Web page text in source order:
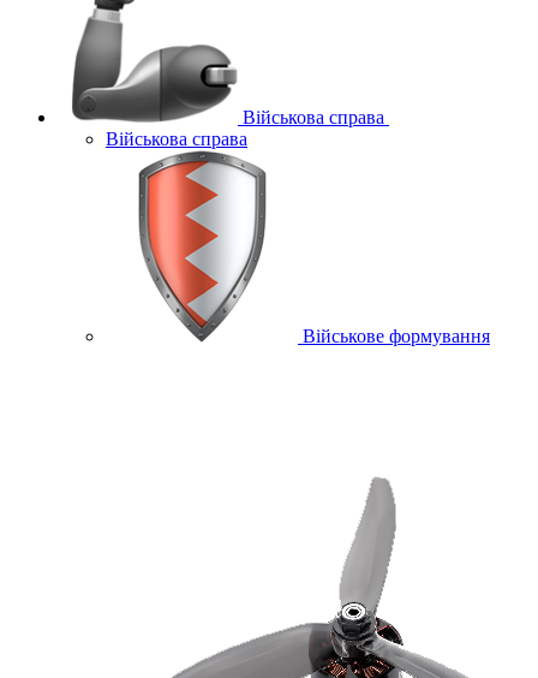
Військова справа
Військова справа
Військове формування